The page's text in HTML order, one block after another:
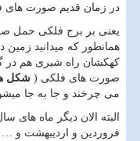
در زمان قدیم صورت های
یعنی بر برج فلکی حمل
همانطور که میدانید
کهکشان راه شیری هم در
صورت های فلکی ( شکل
می چرخند و جا به جا
البته الان دیگر ماه های
فروردین و اردیبهشت و …